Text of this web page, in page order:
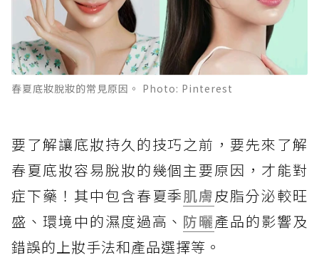
春夏底妝脫妝的常見原因。 Photo: Pinterest
要了解讓底妝持久的技巧之前，要先來了解
春夏底妝容易脫妝的幾個主要原因，才能對
症下藥！其中包含春夏季肌膚皮脂分泌較旺
盛、環境中的濕度過高、 防曬產品的影響及
錯誤的上妝手法和產品選擇等。